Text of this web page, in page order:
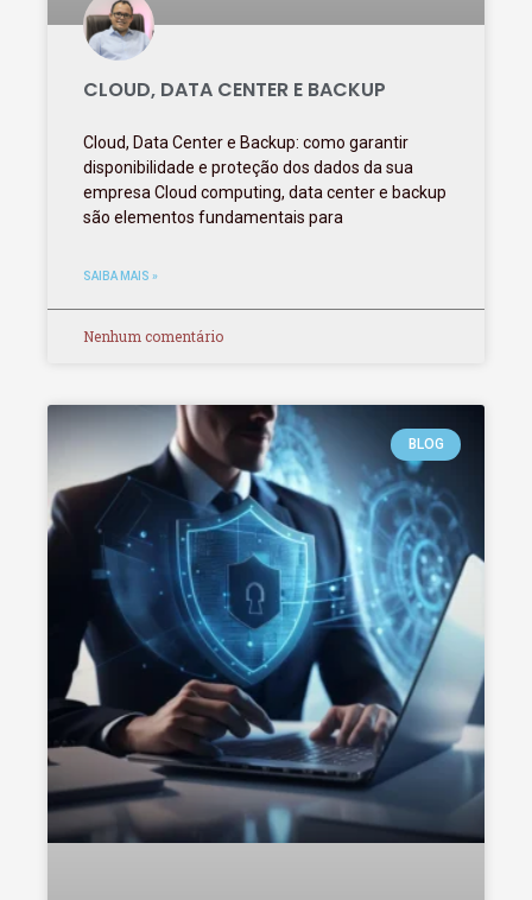
CLOUD, DATA CENTER E BACKUP
Cloud, Data Center e Backup: como garantir
disponibilidade e proteção dos dados da sua
empresa Cloud computing, data center e backup
são elementos fundamentais para
SAIBA MAIS »
Nenhum comentário
BLOG